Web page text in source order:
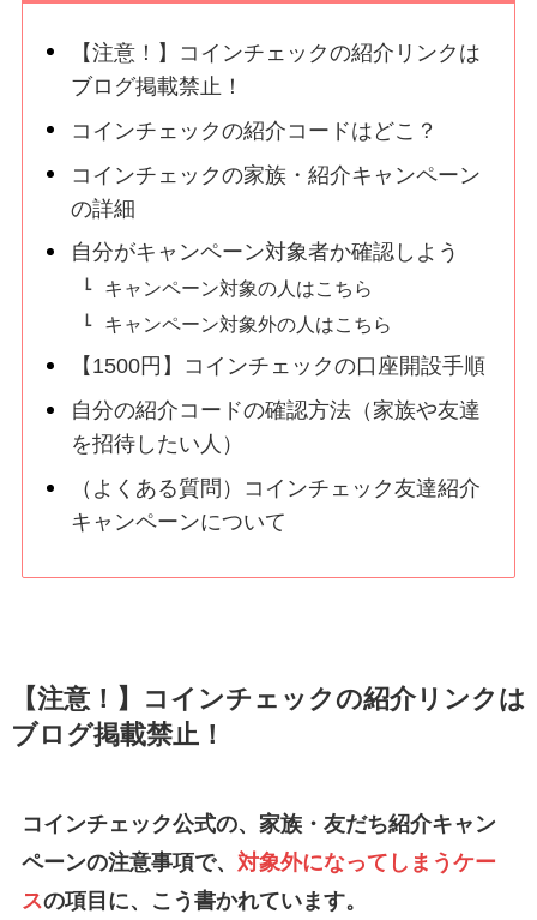
【注意！】コインチェックの紹介リンクは
ブログ掲載禁止！
コインチェックの紹介コードはどこ？
コインチェックの家族・紹介キャンペーン
の詳細
自分がキャンペーン対象者か確認しよう
キャンペーン対象の人はこちら
キャンペーン対象外の人はこちら
【1500円】コインチェックの口座開設手順
自分の紹介コードの確認方法（家族や友達
を招待したい人）
（よくある質問）コインチェック友達紹介
キャンペーンについて
【注意！】コインチェックの紹介リンクは
ブログ掲載禁止！
コインチェック公式の、家族・友だち紹介キャン
ペーンの注意事項で、 対象外になってしまうケー
スの項目に、こう書かれています。